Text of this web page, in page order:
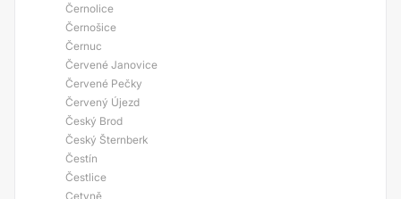
Černolice
Černošice
Černuc
Červené Janovice
Červené Pečky
Červený Újezd
Český Brod
Český Šternberk
Čestín
Čestlice
Cetyně